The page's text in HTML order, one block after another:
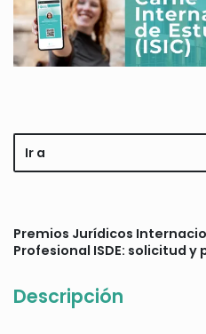
Ir a
Premios Jurídicos
Profesional ISDE: solicitud y
Descripción